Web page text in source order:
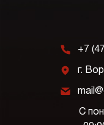
m +7
j г.
k
С